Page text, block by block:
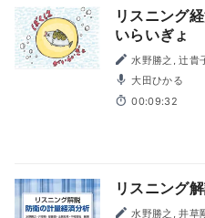
リスニング
いらいぎょ
水野勝之, 辻貴
大田ひかる
00:09:32
リスニング
水野勝之, 井草